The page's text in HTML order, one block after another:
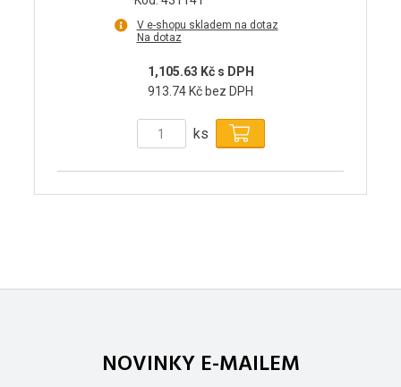
V e-shopu skladem na dotaz
Na dotaz
1,105.63 Kč s DPH
913.74 Kč bez DPH
ks
NOVINKY E-MAILEM